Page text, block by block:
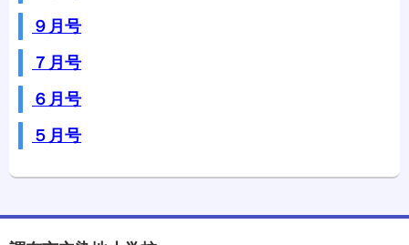
９月号
７月号
６月号
５月号